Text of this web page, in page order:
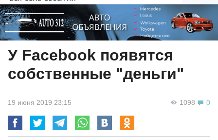
У Facebook появятся
собственные "деньги"
1098 0
19 июня 2019 23:15